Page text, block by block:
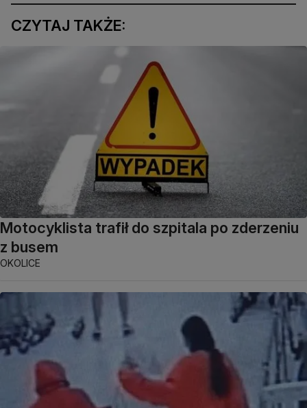
CZYTAJ TAKŻE:
Motocyklista trafił do szpitala po zderzeniu
z busem
OKOLICE